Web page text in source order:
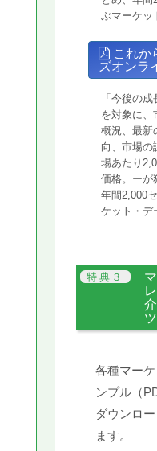
ぶマーケッ
これか
ズオンラ
「今後の
を対象に、
概況、最新
向、市場の
場あたり
価格。ーが
年間2,000
ケット・デ
各種マー
ンプル（
ダウンロ
ます。